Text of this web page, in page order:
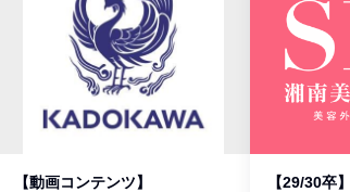
【動画コンテンツ】
【29/30卒